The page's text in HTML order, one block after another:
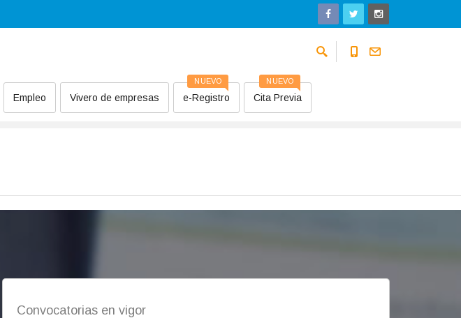
Empleo Vivero de empresas e-Registro
NUEVO
Cita Previa
NUEVO
Convocatorias en vigor